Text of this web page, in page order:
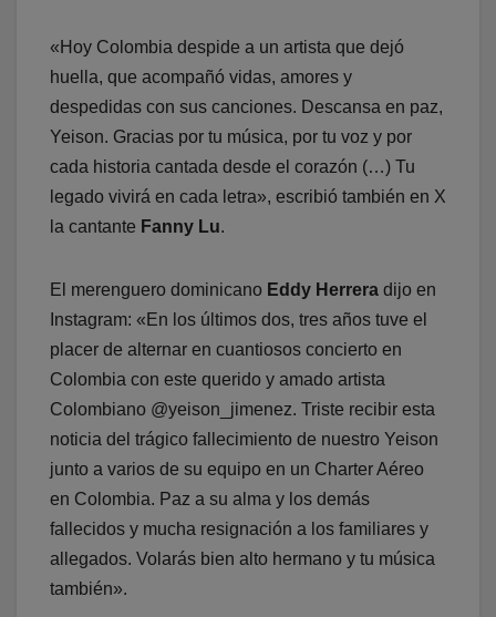
«Hoy Colombia despide a un artista que dejó
huella, que acompañó vidas, amores y
despedidas con sus canciones. Descansa en paz,
Yeison. Gracias por tu música, por tu voz y por
cada historia cantada desde el corazón (…) Tu
legado vivirá en cada letra», escribió también en X
la cantante Fanny Lu.
El merenguero dominicano Eddy Herrera dijo en
Instagram: «En los últimos dos, tres años tuve el
placer de alternar en cuantiosos concierto en
Colombia con este querido y amado artista
Colombiano @yeison_jimenez. Triste recibir esta
noticia del trágico fallecimiento de nuestro Yeison
junto a varios de su equipo en un Charter Aéreo
en Colombia. Paz a su alma y los demás
fallecidos y mucha resignación a los familiares y
allegados. Volarás bien alto hermano y tu música
también».